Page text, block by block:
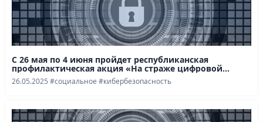
С 26 мая по 4 июня пройдет республиканская
профилактическая акция «На страже цифровой...
26.05.2025 #социальное #кибербезопасность